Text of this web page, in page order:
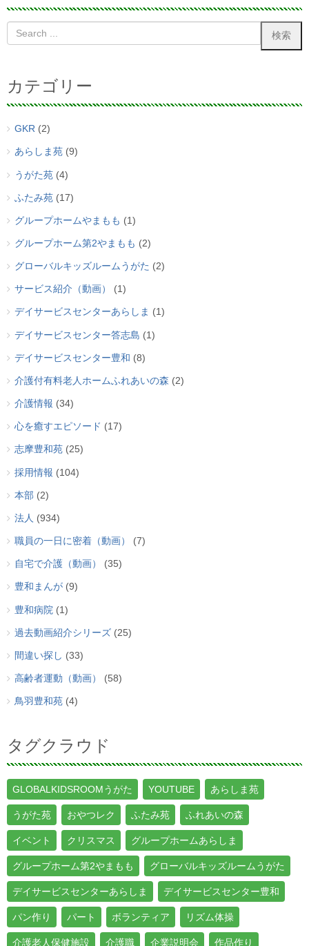
カテゴリー
GKR (2)
あらしま苑 (9)
うがた苑 (4)
ふたみ苑 (17)
グループホームやまもも (1)
グループホーム第2やまもも (2)
グローバルキッズルームうがた (2)
サービス紹介（動画） (1)
デイサービスセンターあらしま (1)
デイサービスセンター答志島 (1)
デイサービスセンター豊和 (8)
介護付有料老人ホームふれあいの森 (2)
介護情報 (34)
心を癒すエピソード (17)
志摩豊和苑 (25)
採用情報 (104)
本部 (2)
法人 (934)
職員の一日に密着（動画） (7)
自宅で介護（動画） (35)
豊和まんが (9)
豊和病院 (1)
過去動画紹介シリーズ (25)
間違い探し (33)
高齢者運動（動画） (58)
鳥羽豊和苑 (4)
タグクラウド
GLOBALKIDSROOMうがた YOUTUBE あらしま苑
うがた苑 おやつレク ふたみ苑 ふれあいの森
イベント クリスマス グループホームあらしま
グループホーム第2やまもも グローバルキッズルームうがた
デイサービスセンターあらしま デイサービスセンター豊和
パン作り パート ボランティア リズム体操
介護老人保健施設 介護職 企業説明会 作品作り